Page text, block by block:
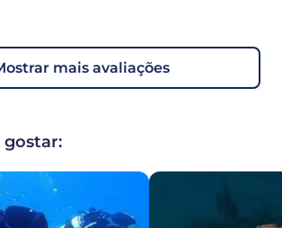
mostrar mais avaliações
gostar: